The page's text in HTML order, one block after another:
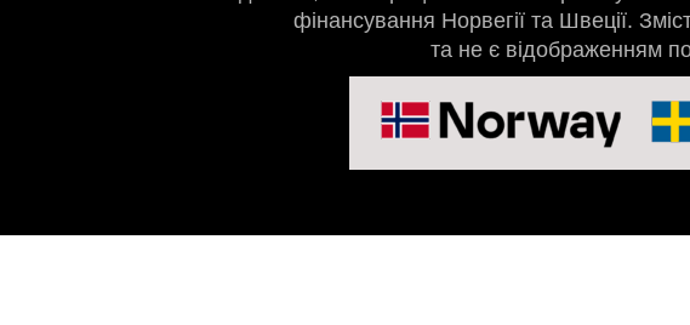
фінансування Норвегії та Швеції.
та не є відображенням